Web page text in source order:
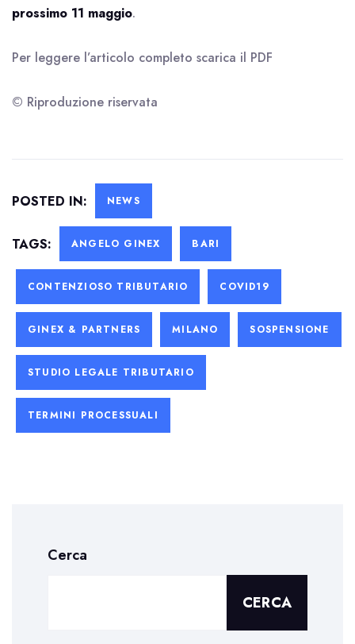
prossimo 11 maggio.
Per leggere l’articolo completo scarica il PDF
© Riproduzione riservata
POSTED IN: NEWS
TAGS: ANGELO GINEX BARI
CONTENZIOSO TRIBUTARIO COVID19
GINEX & PARTNERS MILANO SOSPENSIONE
STUDIO LEGALE TRIBUTARIO
TERMINI PROCESSUALI
Cerca
CERCA